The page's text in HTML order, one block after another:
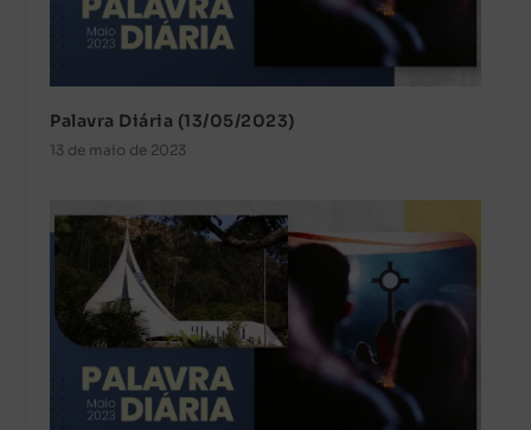
Palavra Diária (13/05/2023)
13 de maio de 2023